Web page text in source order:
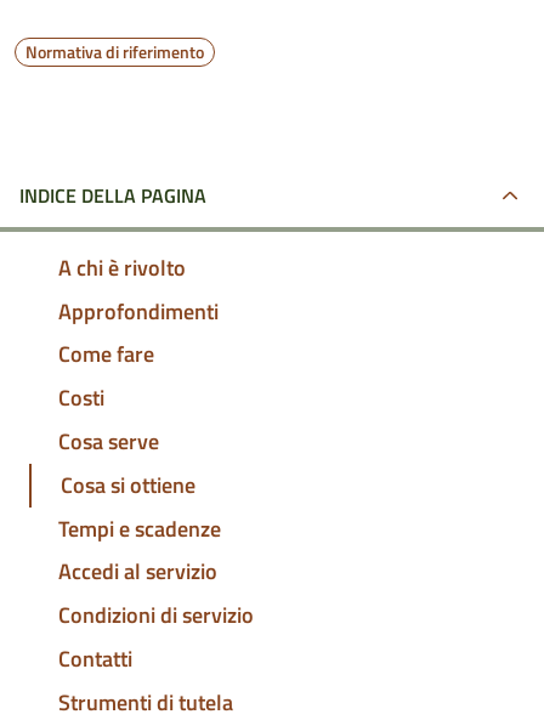
Normativa di riferimento
INDICE DELLA PAGINA
A chi è rivolto
Approfondimenti
Come fare
Costi
Cosa serve
Cosa si ottiene
Tempi e scadenze
Accedi al servizio
Condizioni di servizio
Contatti
Strumenti di tutela